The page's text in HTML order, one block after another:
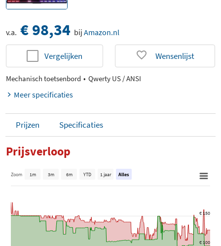
v.a. € 98,34 bij Amazon.nl
Vergelijken Wensenlijst
Mechanisch toetsenbord Qwerty US / ANSI
Meer specificaties
Prijzen Specificaties
Prijsverloop
€ 100
€ 150
Zoom 1m 3m 6m YTD 1 jaar Alles